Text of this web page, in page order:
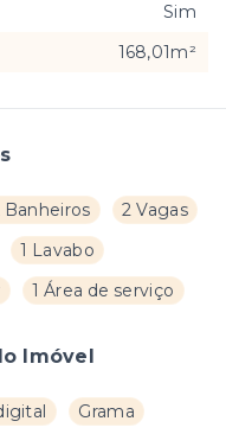
Banheiros
2 Vagas
1 Lavabo
1 Área de serviço
Imóvel
Grama
Sim
168,01m²